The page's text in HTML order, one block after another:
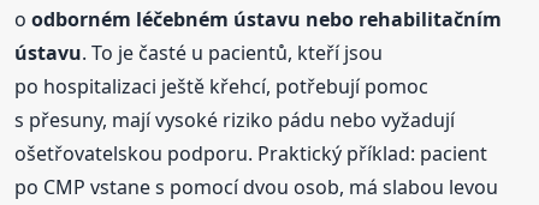
oodborném léčebném ústavu nebo rehabilitačním
ústavu. To je časté u pacientů, kteří jsou
po hospitalizaci ještě křehcí, potřebují pomoc
s přesuny, mají vysoké riziko pádu nebo vyžadují
ošetřovatelskou podporu. Praktický příklad: pacient
po CMP vstane s pomocí dvou osob, má slabou levou